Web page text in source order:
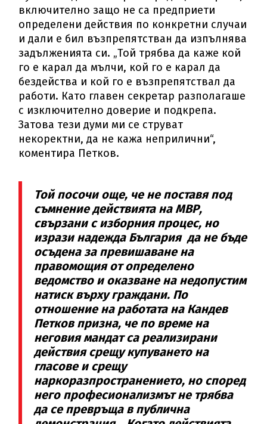
включително защо не са предприети
определени действия по конкретни случаи
и дали е бил възпрепятстван да изпълнява
задълженията си. „Той трябва да каже кой
го е карал да мълчи, кой го е карал да
бездейства и кой го е възпрепятствал да
работи. Като главен секретар разполагаше
с изключително доверие и подкрепа.
Затова тези думи ми се струват
некоректни, да не кажа неприлични“,
коментира Петков.
Той посочи още, че не поставя под
съмнение действията на МВР,
свързани с изборния процес, но
изрази надежда България да не бъде
осъдена за превишаване на
правомощия от определено
ведомство и оказване на недопустим
натиск върху граждани. По
отношение на работата на Кандев
Петков призна, че по време на
неговия мандат са реализирани
действия срещу купуването на
гласове и срещу
наркоразпространението, но според
него професионализмът не трябва
да се превръща в публична